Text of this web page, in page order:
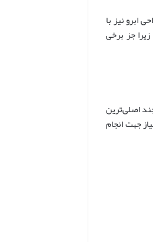
ابرو نیز با
جز برخی
اصلی‌ترین
جهت انجام